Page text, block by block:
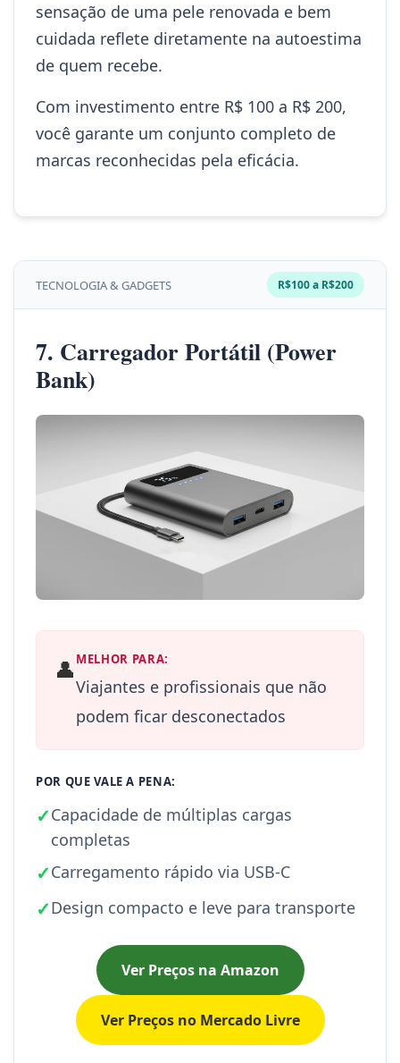
sensação de uma pele renovada e bem
cuidada reflete diretamente na autoestima
de quem recebe.
Com investimento entre R$ 100 a R$ 200,
você garante um conjunto completo de
marcas reconhecidas pela eficácia.
TECNOLOGIA & GADGETS R$100 a R$200
7. Carregador Portátil (Power
Bank)
👤 MELHOR PARA:
Viajantes e profissionais que não
podem ficar desconectados
POR QUE VALE A PENA:
✓Capacidade de múltiplas cargas
completas
✓Carregamento rápido via USB-C
✓Design compacto e leve para transporte
Ver Preços na Amazon
Ver Preços no Mercado Livre